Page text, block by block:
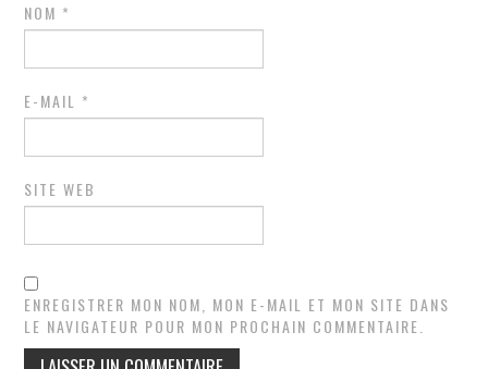
NOM *
E-MAIL *
SITE WEB
ENREGISTRER MON NOM, MON E-MAIL ET MON SITE DANS
LE NAVIGATEUR POUR MON PROCHAIN COMMENTAIRE.